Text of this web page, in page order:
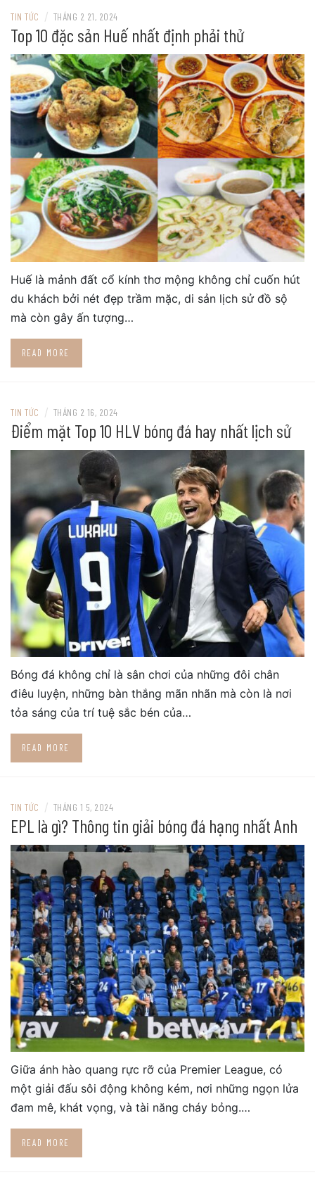
TIN TỨC / THÁNG 2 21, 2024
Top 10 đặc sản Huế nhất định phải thử
Huế là mảnh đất cổ kính thơ mộng không chỉ cuốn hút
du khách bởi nét đẹp trầm mặc, di sản lịch sử đồ sộ
mà còn gây ấn tượng…
READ MORE
TIN TỨC / THÁNG 2 16, 2024
Điểm mặt Top 10 HLV bóng đá hay nhất lịch sử
Bóng đá không chỉ là sân chơi của những đôi chân
điêu luyện, những bàn thắng mãn nhãn mà còn là nơi
tỏa sáng của trí tuệ sắc bén của…
READ MORE
TIN TỨC / THÁNG 1 5, 2024
EPL là gì? Thông tin giải bóng đá hạng nhất Anh
Giữa ánh hào quang rực rỡ của Premier League, có
một giải đấu sôi động không kém, nơi những ngọn lửa
đam mê, khát vọng, và tài năng cháy bỏng.…
READ MORE